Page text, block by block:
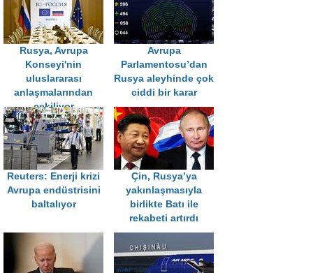
Rusya, Avrupa
Konseyi'nin
uluslararası
anlaşmalarından
çekiliyor
Avrupa
Parlamentosu’dan
Rusya aleyhinde çok
ciddi bir karar
Reuters: Enerji krizi
Avrupa endüstrisini
baltalıyor
Çin, Rusya’ya
yakınlaşmasıyla
birlikte Batı ile
rekabeti artırdı